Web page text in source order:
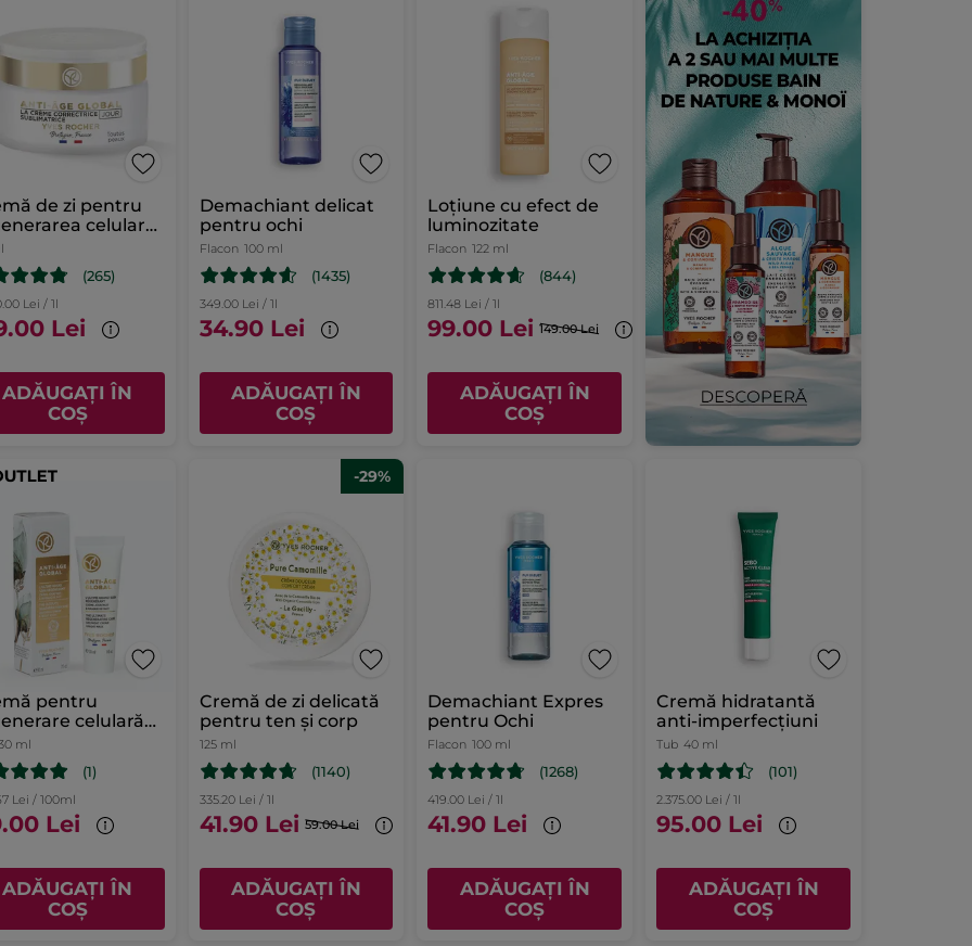
de zi pentru
celulară
Cutie 50 ml
(265)
Lei / 1l
Lei
ADĂUGAȚI ÎN
COȘ
Demachiant delicat
pentru ochi
Flacon 100 ml
(1435)
349.00 Lei / 1l
34.90 Lei
ADĂUGAȚI ÎN
COȘ
Loțiune cu efect de
luminozitate
Flacon 122 ml
(844)
811.48 Lei / 1l
99.00 Lei 149.00 Lei
ADĂUGAȚI ÎN
COȘ
pentru
celulară
ml
(1)
Lei / 100ml
Lei
ADĂUGAȚI ÎN
COȘ
-29%
Cremă de zi delicată
pentru ten și corp
125 ml
(1140)
335.20 Lei / 1l
41.90 Lei 59.00 Lei
ADĂUGAȚI ÎN
COȘ
Demachiant Expres
pentru Ochi
Flacon 100 ml
(1268)
419.00 Lei / 1l
41.90 Lei
ADĂUGAȚI ÎN
COȘ
Cremă hidratantă
anti-imperfecțiuni
Tub 40 ml
(101)
2.375.00 Lei / 1l
95.00 Lei
ADĂUGAȚI ÎN
COȘ